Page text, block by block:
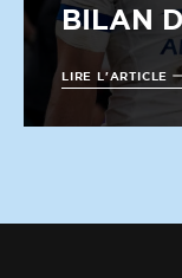
BILAN
LIRE L'ARTICLE